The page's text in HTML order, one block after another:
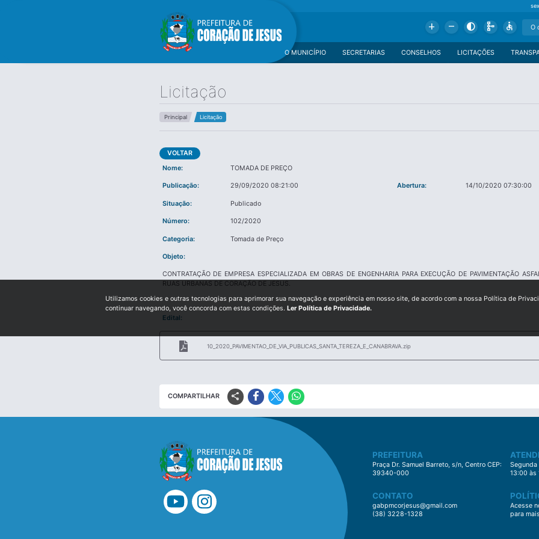
Add Remove Contrast Schema Accessible
LICITAÇÕES
CONSELHOS
SECRETARIAS
O MUNICÍPIO
Licitação
Principal Licitação
VOLTAR
Nome:
TOMADA DE PREÇO
Publicação: 29/09/2020 08:21:00 Abertura: 14/10/2020 07:30:00
Situação: Publicado
Número: 102/2020
Categoria: Tomada de Preço
Objeto:
CONTRATAÇÃO DE EMPRESA ESPECIALIZADA EM OBRAS DE ENGENHARIA PARA EXECUÇÃO DE PAVIMENTAÇÃO
RUAS URBANAS DE CORAÇÃO DE JESUS.
Edital:
10_2020_PAVIMENTAO_DE_VIA_PUBLICAS_SANTA_TEREZA_E_CANABRAVA.zip
COMPARTILHAR share
PREFEITURA
Praça Dr. Samuel Barreto, s/n, Centro CEP:
39340-000
Segunda
13:00 às
CONTATO
gabpmcorjesus@gmail.com
(38) 3228-1328
Acesse
para
Utilizamos cookies e outras tecnologias para aprimorar sua navegação e experiência em nosso site, de acordo com a nossa Política de
continuar navegando, você concorda com estas condições. Ler Política de Privacidade.